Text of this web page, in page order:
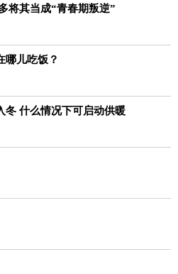
将其当成“青春期叛逆”
哪儿吃饭？
冬 什么情况下可启动供暖